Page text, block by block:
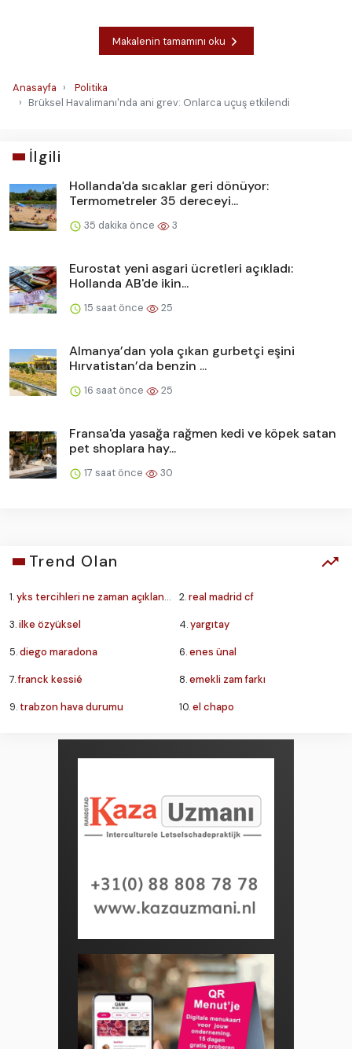
Makalenin tamamını oku
Anasayfa
Politika
Brüksel Havalimanı'nda ani grev: Onlarca uçuş etkilendi
İlgili
Hollanda'da sıcaklar geri dönüyor:
Termometreler 35 dereceyi...
35 dakika önce 3
Eurostat yeni asgari ücretleri açıkladı:
Hollanda AB'de ikin...
15 saat önce 25
Almanya’dan yola çıkan gurbetçi eşini
Hırvatistan’da benzin ...
16 saat önce 25
Fransa'da yasağa rağmen kedi ve köpek satan
pet shoplara hay...
17 saat önce 30
Trend Olan
1.yks tercihleri ne zaman açıklanacak 2.real madrid cf
3.ilke özyüksel 4.yargıtay
5.diego maradona 6.enes ünal
7.franck kessié 8.emekli zam farkı
9. trabzon hava durumu 10.el chapo